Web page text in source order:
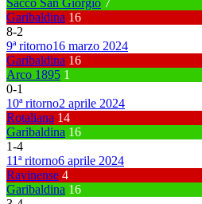
Garibaldina 16
8-2
9ª ritorno16 marzo 2024
Garibaldina 16
Arco 1895 1
0-1
10ª ritorno2 aprile 2024
Rotaliana 14
Garibaldina 16
1-4
11ª ritorno6 aprile 2024
Ravinense 4
Garibaldina 16